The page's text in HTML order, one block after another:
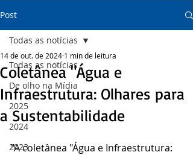
Post
Todas as notícias
De olho na Mídia
2025
2024
2023
Todas as notícias
Coletânea "Água e
Infraestrutura: Olhares para
a Sustentabilidade
14 de out. de 2024 1 min de leitura
"A coletânea "Água e Infraestrutura: